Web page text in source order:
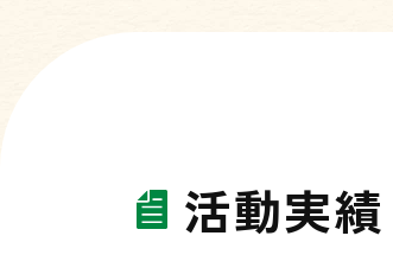
活動実績